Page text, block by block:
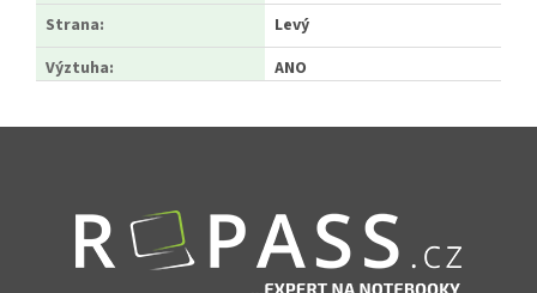
Strana:
Levý
Výztuha: ANO